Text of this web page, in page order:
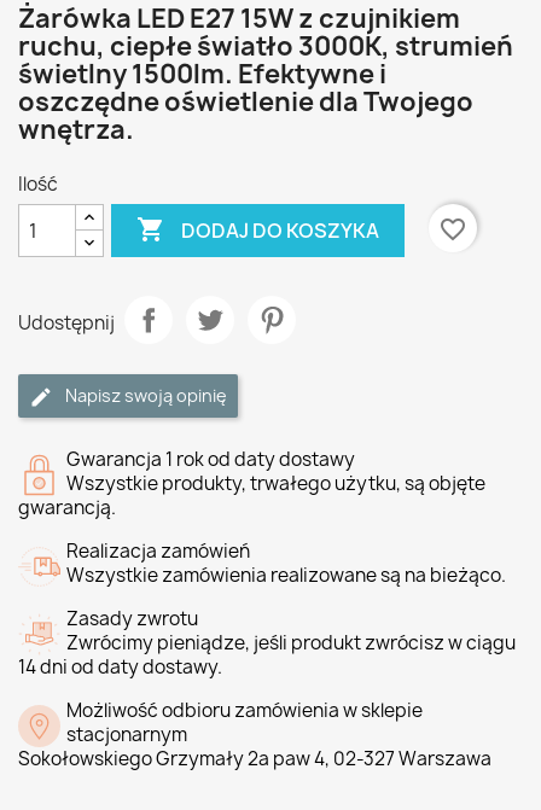
Żarówka LED E27 15W z czujnikiem
ruchu, ciepłe światło 3000K, strumień
świetlny 1500lm. Efektywne i
oszczędne oświetlenie dla Twojego
wnętrza.
Ilość
 DODAJ DO KOSZYKA favorite_border
Udostępnij
Napisz swoją opinię
Gwarancja 1 rok od daty dostawy
Wszystkie produkty, trwałego użytku, są objęte
gwarancją.
Realizacja zamówień
Wszystkie zamówienia realizowane są na bieżąco.
Zasady zwrotu
Zwrócimy pieniądze, jeśli produkt zwrócisz w ciągu
14 dni od daty dostawy.
Możliwość odbioru zamówienia w sklepie
stacjonarnym
Sokołowskiego Grzymały 2a paw 4, 02-327 Warszawa